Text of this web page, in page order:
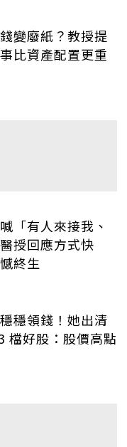
變廢紙？教授提
比資產配置更重
「有人來接我、
授回應方式快
終生
穩領錢！她出清
檔好股：股價高點